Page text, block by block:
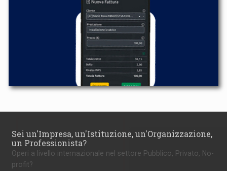
Sei un'Impresa, un'Istituzione, un'Organizzazione,
un Professionista?
Operi a livello internazionale nel settore Pubblico, Privato, No-
profit?